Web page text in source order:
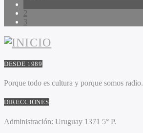
2
3
DESDE 1989
Porque todo es cultura y porque somos radio.
DIRECCIONES
Administración: Uruguay 1371 5° P.